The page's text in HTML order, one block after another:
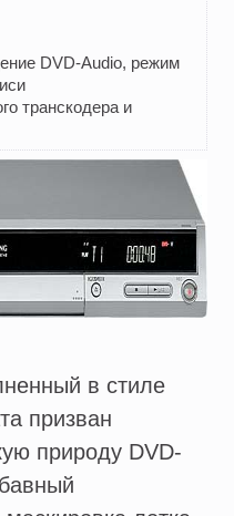
DVD-Audio, режим
транскодера и
в стиле
призван
природу DVD-